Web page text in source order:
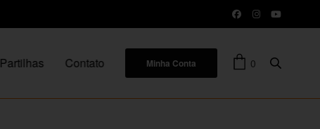
Partilhas Contato Minha Conta 0